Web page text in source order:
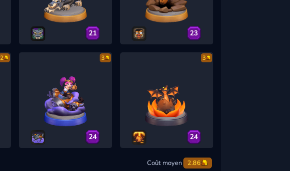
21 23
2 3
24
3
24
Coût moyen 2.86